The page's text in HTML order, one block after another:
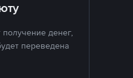
получение денег,
переведена